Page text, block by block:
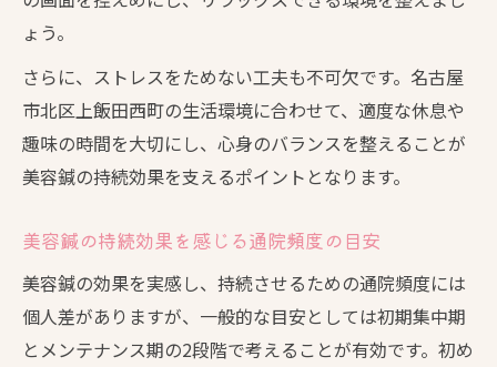
ょう。
さらに、ストレスをためない工夫も不可欠です。名古屋
市北区上飯田西町の生活環境に合わせて、適度な休息や
趣味の時間を大切にし、心身のバランスを整えることが
美容鍼の持続効果を支えるポイントとなります。
美容鍼の持続効果を感じる通院頻度の目安
美容鍼の効果を実感し、持続させるための通院頻度には
個人差がありますが、一般的な目安としては初期集中期
とメンテナンス期の2段階で考えることが有効です。初め